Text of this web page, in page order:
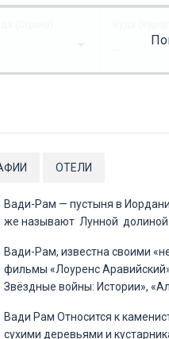
...
ОТЕЛИ
Вади-Рам — пустыня в
же называют Лунной долиной.
Вади-Рам, известна своими
фильмы «Лоуренс
Звёздные войны: Истории»,
Вади Рам Относится к
сухими деревьями и